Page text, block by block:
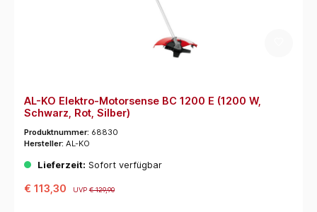
AL-KO Elektro-Motorsense BC 1200 E (1200 W,
Schwarz, Rot, Silber)
Produktnummer: 68830
Hersteller: AL-KO
Lieferzeit: Sofort verfügbar
€ 113,30 UVP€ 129,90